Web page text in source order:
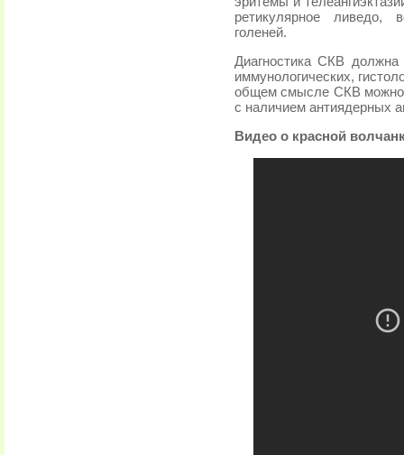
ретикулярное ливедо,
голеней.
Диагностика СКВ должна
иммунологических,
общем смысле СКВ можно
с наличием антиядерных
Видео о красной